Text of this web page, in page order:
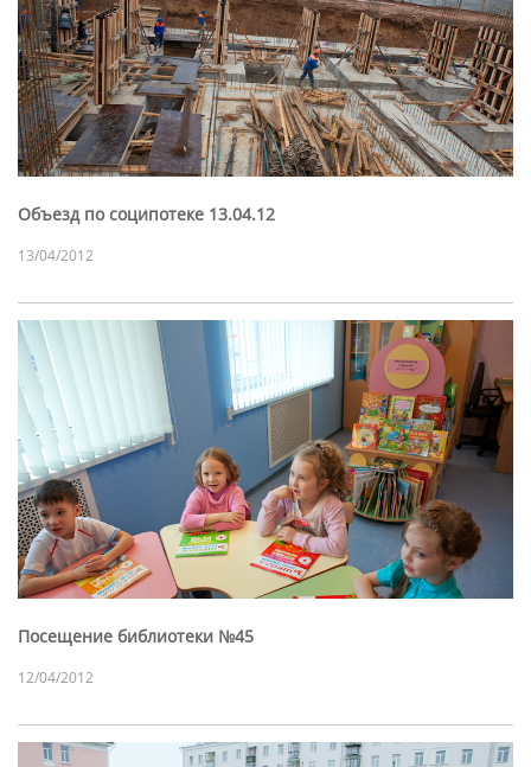
Объезд по соципотеке 13.04.12
13/04/2012
Посещение библиотеки №45
12/04/2012